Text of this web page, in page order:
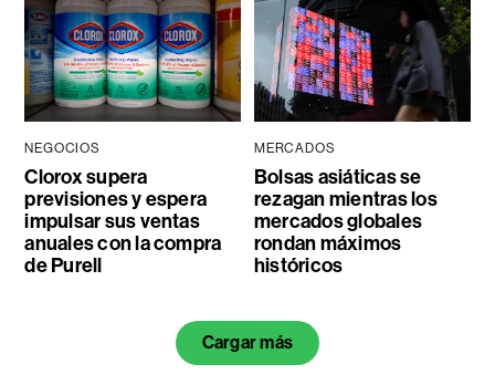
NEGOCIOS
Clorox supera
previsiones y espera
impulsar sus ventas
anuales con la compra
de Purell
MERCADOS
Bolsas asiáticas se
rezagan mientras los
mercados globales
rondan máximos
históricos
Cargar más